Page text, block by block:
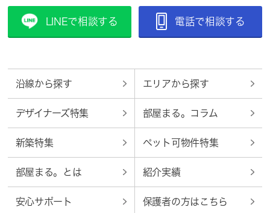
LINEで相談する 電話で相談する
沿線から探す エリアから探す
デザイナーズ特集 部屋まる。コラム
新築特集 ペット可物件特集
部屋まる。とは 紹介実績
安心サポート 保護者の方はこちら